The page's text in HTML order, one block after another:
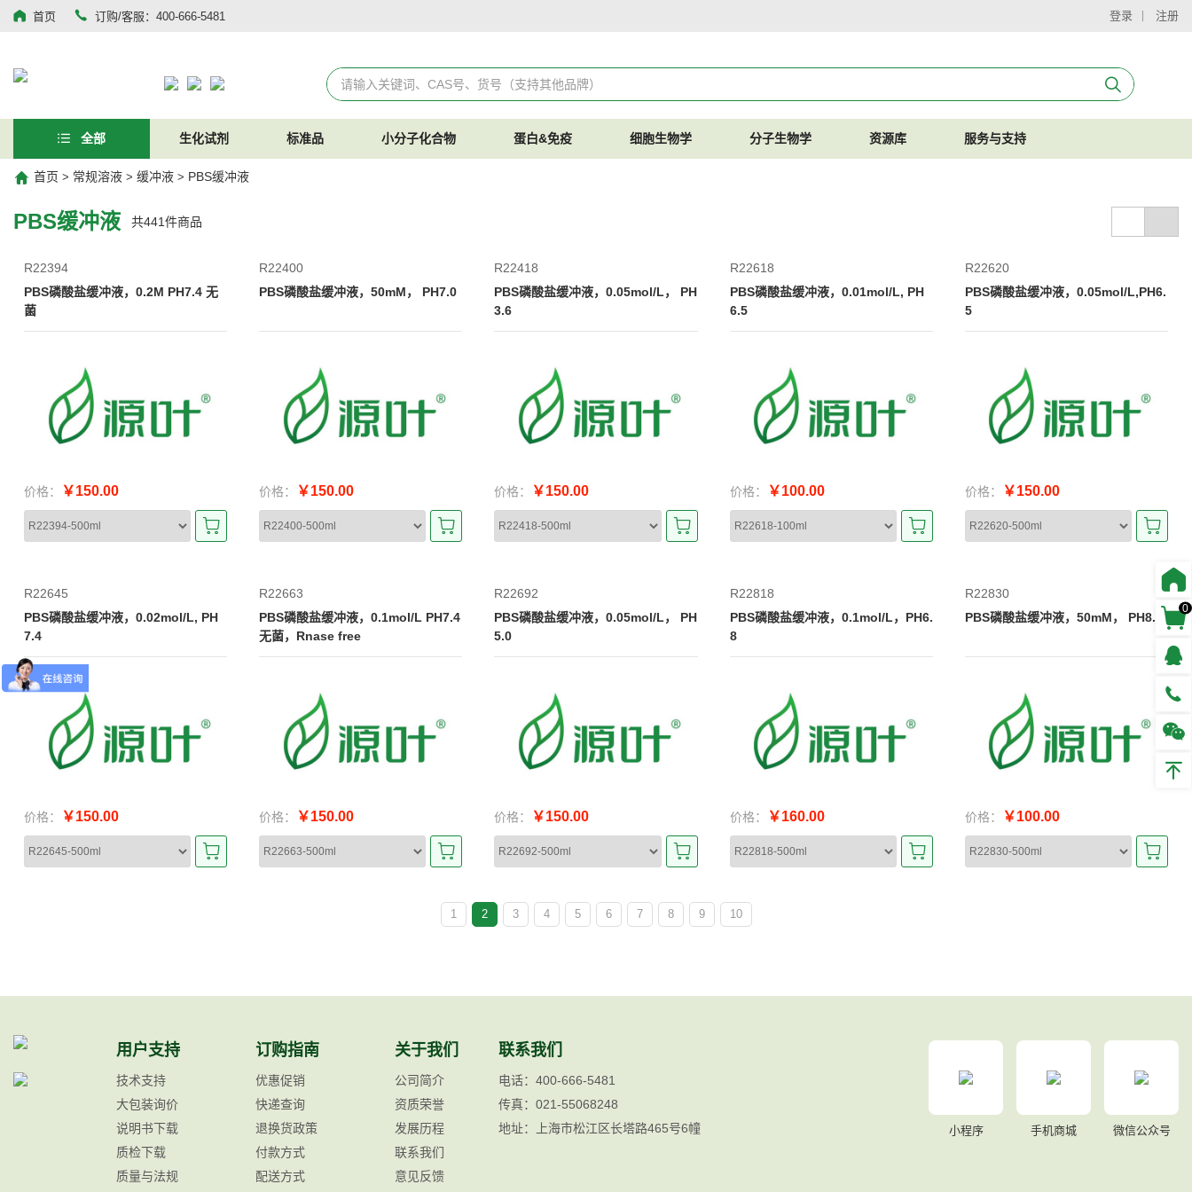
首页 订购/客服：400-666-5481 登录 注册
全部 生化试剂 标准品 小分子化合物 蛋白&免疫 细胞生物学 分子生物学 资源库 服务与支持
首页 > 常规溶液 > 缓冲液 > PBS缓冲液
PBS缓冲液 共441件商品
R22394
PBS磷酸盐缓冲液，0.2M PH7.4 无
菌
价格： ￥150.00
R22400
PBS磷酸盐缓冲液，50mM， PH7.0
价格： ￥150.00
R22418
PBS磷酸盐缓冲液，0.05mol/L， PH
3.6
价格： ￥150.00
R22618
PBS磷酸盐缓冲液，0.01mol/L, PH
6.5
价格： ￥100.00
R22620
PBS磷酸盐缓冲液，0.05mol/L,PH6.
5
价格： ￥150.00
R22645
PBS磷酸盐缓冲液，0.02mol/L, PH
7.4
价格： ￥150.00
R22663
PBS磷酸盐缓冲液，0.1mol/L PH7.4
无菌，Rnase free
价格： ￥150.00
R22692
PBS磷酸盐缓冲液，0.05mol/L， PH
5.0
价格： ￥150.00
R22818
PBS磷酸盐缓冲液，0.1mol/L，PH6.
8
价格： ￥160.00
R22830
PBS磷酸盐缓冲液，50mM， PH8.0
价格： ￥100.00
1 2 3 4 5 6 7 8 9 10
用户支持
技术支持
大包装询价
说明书下载
质检下载
质量与法规
订购指南
优惠促销
快递查询
退换货政策
付款方式
配送方式
关于我们
公司简介
资质荣誉
发展历程
联系我们
意见反馈
联系我们
电话：400-666-5481
传真：021-55068248
地址：上海市松江区长塔路465号6幢
小程序 手机商城 微信公众号
0